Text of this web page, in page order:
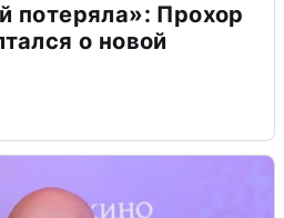
потеряла»: Прохор
о новой